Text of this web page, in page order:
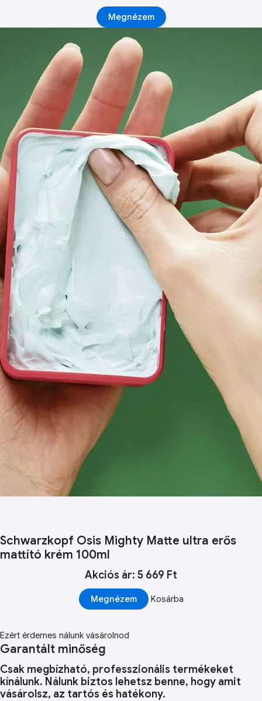
Megnézem
Schwarzkopf Osis Mighty Matte ultra erős
mattító krém 100ml
Akciós ár: 5 669 Ft
Megnézem Kosárba
Ezért érdemes nálunk vásárolnod
Garantált minőség
Csak megbízható, professzionális termékeket
kínálunk. Nálunk biztos lehetsz benne, hogy amit
vásárolsz, az tartós és hatékony.